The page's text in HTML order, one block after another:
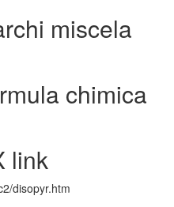
miscela
chimica
link
disopyr.htm